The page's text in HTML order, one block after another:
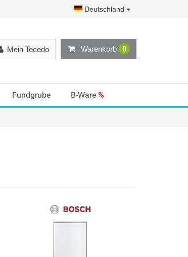
Deutschland
Warenkorb 0
Mein Tecedo
Fundgrube B-Ware %